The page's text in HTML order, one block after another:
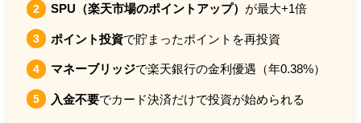
SPU（楽天市場のポイントアップ） が最大+1倍
ポイント投資で貯まったポイントを再投資
マネーブリッジで楽天銀行の金利優遇（年0.38%）
入金不要でカード決済だけで投資が始められる